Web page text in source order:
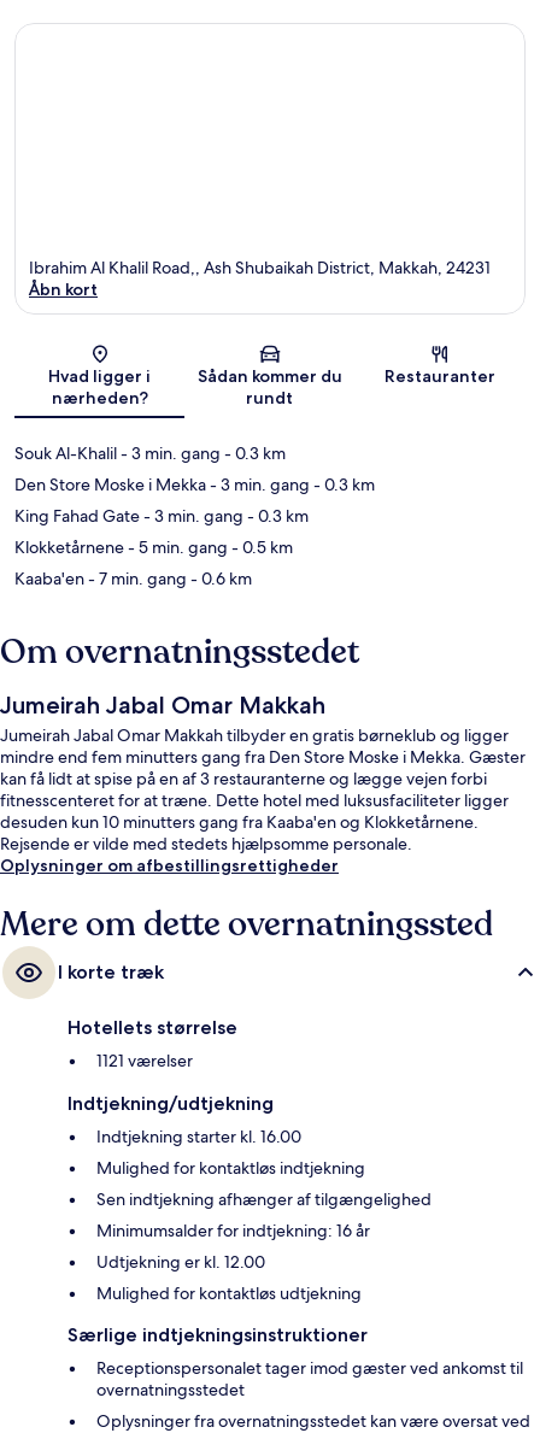
Kort
Ibrahim Al Khalil Road,, Ash Shubaikah District, Makkah, 24231
Åbn kort
Hvad ligger i
nærheden?
Sådan kommer du
rundt
Restauranter
Souk Al-Khalil- 3 min. gang - 0.3 km
Den Store Moske i Mekka- 3 min. gang - 0.3 km
King Fahad Gate- 3 min. gang - 0.3 km
Klokketårnene- 5 min. gang - 0.5 km
Kaaba'en- 7 min. gang - 0.6 km
Om overnatningsstedet
Jumeirah Jabal Omar Makkah
Jumeirah Jabal Omar Makkah tilbyder en gratis børneklub og ligger
mindre end fem minutters gang fra Den Store Moske i Mekka. Gæster
kan få lidt at spise på en af 3 restauranterne og lægge vejen forbi
fitnesscenteret for at træne. Dette hotel med luksusfaciliteter ligger
desuden kun 10 minutters gang fra Kaaba'en og Klokketårnene.
Rejsende er vilde med stedets hjælpsomme personale.
Oplysninger om afbestillingsrettigheder
Mere om dette overnatningssted
I korte træk
Hotellets størrelse
1121 værelser
Indtjekning/udtjekning
Indtjekning starter kl. 16.00
Mulighed for kontaktløs indtjekning
Sen indtjekning afhænger af tilgængelighed
Minimumsalder for indtjekning: 16 år
Udtjekning er kl. 12.00
Mulighed for kontaktløs udtjekning
Særlige indtjekningsinstruktioner
Receptionspersonalet tager imod gæster ved ankomst til
overnatningsstedet
Oplysninger fra overnatningsstedet kan være oversat ved